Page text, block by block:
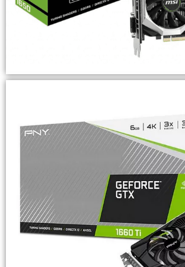
MSI GeForce GTX 1650 VENTUS